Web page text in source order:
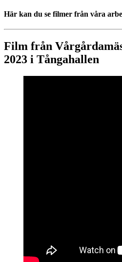
Här kan du se filmer från våra
Film från
2023 i Tångahallen